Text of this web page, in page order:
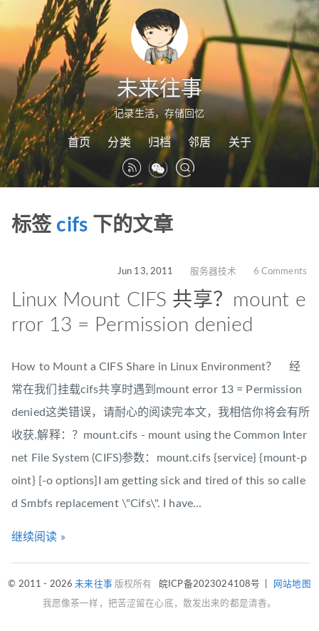
未来往事
记录生活，存储回忆
首页 分类 归档 邻居 关于
标签 cifs下的文章
Jun 13, 2011 服务器技术 6 Comments
Linux Mount CIFS 共享？mount e
rror 13 = Permission denied
How to Mount a CIFS Share in Linux Environment？ 经
常在我们挂载cifs共享时遇到mount error 13 = Permission
denied这类错误，请耐心的阅读完本文，我相信你将会有所
收获.解释：？mount.cifs - mount using the Common Inter
net File System (CIFS)参数：mount.cifs {service} {mount-p
oint} [-o options]I am getting sick and tired of this so calle
d Smbfs replacement \"Cifs\". I have...
继续阅读 »
© 2011 - 2026未来往事 版权所有 皖ICP备2023024108号 网站地图
我愿像茶一样，把苦涩留在心底，散发出来的都是清香。